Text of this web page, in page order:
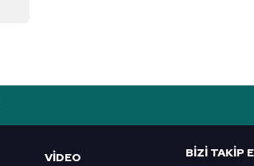
VIDEO
BIZI TAKIP